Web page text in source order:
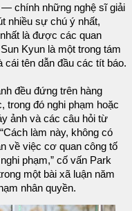
chính những nghệ sĩ giải
nhiều sự chú ý nhất,
là được các quan
Kyun là một trong tám
cái tên dẫn đầu các tít báo.
đều đứng trên hàng
trong đó nghi phạm hoặc
ảnh và các câu hỏi từ
làm này, không có
về việc cơ quan công tố
phạm,” cố vấn Park
một bài xã luận năm
nhân quyền.